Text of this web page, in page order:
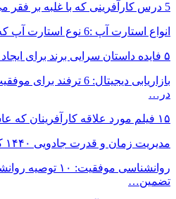
5 درس کارآفرینی که با غلبه بر فقر می توان آموخت
انواع استارت آپ :6 نوع استارت آپ که دولت ها باید بشناسند
۵ فایده داستان سرایی برند برای ایجاد ارتباط با مخاطب
بازاریابی دیجیتال: 6
در…
۱۵ فیلم مورد علاقه کارآفرینان که عاشق شان هستند!
مدیریت زمان و قدرت جادویی ۱۴۴۰ که معجزه دقیقه ها است
روانشناسی موفقیت:
تضمین…